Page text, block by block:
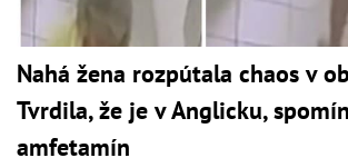
Nahá žena rozpútala chaos v
Tvrdila, že je v Anglicku,
amfetamín